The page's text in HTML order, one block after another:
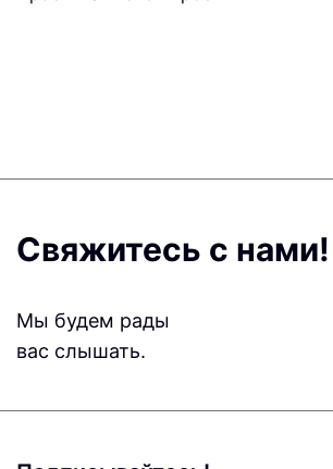
Свяжитесь с нами!
Мы будем рады
вас слышать.